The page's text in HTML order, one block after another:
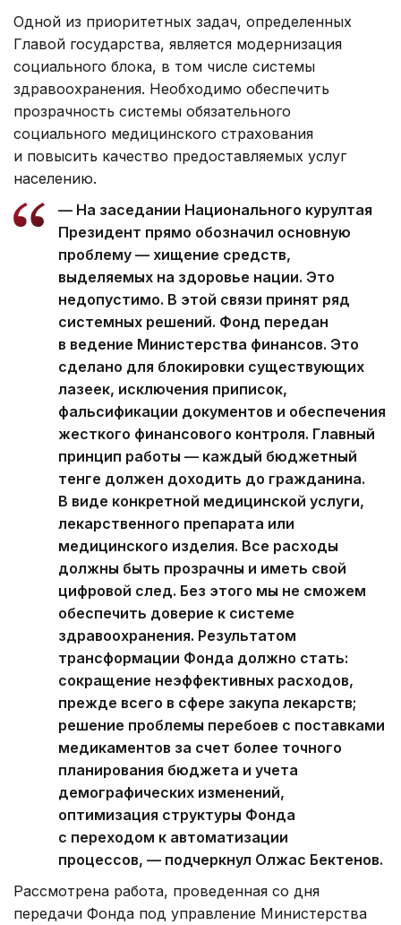
Одной из приоритетных задач, определенных
Главой государства, является модернизация
социального блока, в том числе системы
здравоохранения. Необходимо обеспечить
прозрачность системы обязательного
социального медицинского страхования
и повысить качество предоставляемых услуг
населению.
— На заседании Национального курултая
Президент прямо обозначил основную
проблему — хищение средств,
выделяемых на здоровье нации. Это
недопустимо. В этой связи принят ряд
системных решений. Фонд передан
в ведение Министерства финансов. Это
сделано для блокировки существующих
лазеек, исключения приписок,
фальсификации документов и обеспечения
жесткого финансового контроля. Главный
принцип работы — каждый бюджетный
тенге должен доходить до гражданина.
В виде конкретной медицинской услуги,
лекарственного препарата или
медицинского изделия. Все расходы
должны быть прозрачны и иметь свой
цифровой след. Без этого мы не сможем
обеспечить доверие к системе
здравоохранения. Результатом
трансформации Фонда должно стать:
сокращение неэффективных расходов,
прежде всего в сфере закупа лекарств;
решение проблемы перебоев с поставками
медикаментов за счет более точного
планирования бюджета и учета
демографических изменений,
оптимизация структуры Фонда
с переходом к автоматизации
процессов, — подчеркнул Олжас Бектенов.
Рассмотрена работа, проведенная со дня
передачи Фонда под управление Министерства